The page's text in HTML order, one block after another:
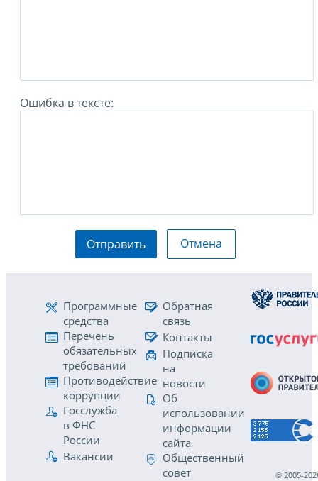
Ошибка в тексте:
Отправить Отмена
Программные
средства
Перечень
обязательных
требований
Противодействие
коррупции
Госслужба
в ФНС
России
Вакансии
Обратная
связь
Контакты
Подписка
на
новости
Об
использовании
информации
сайта
Общественный
совет
© 2005-